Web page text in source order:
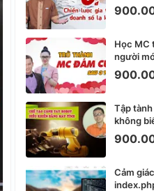
Email
Học MC
người
đầu thực
Tập
không
thì dễ
Cảm